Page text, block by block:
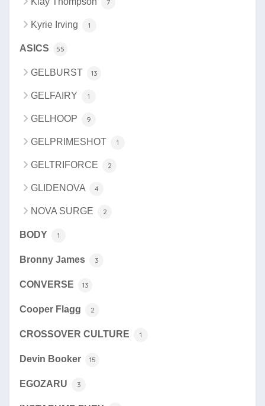
7
Kyrie Irving 1
ASICS 55
GELBURST 13
GELFAIRY 1
GELHOOP 9
GELPRIMESHOT 1
GELTRIFORCE 2
GLIDENOVA 4
NOVA SURGE 2
BODY 1
Bronny James 3
CONVERSE 13
Cooper Flagg 2
CROSSOVER CULTURE 1
Devin Booker 15
EGOZARU 3